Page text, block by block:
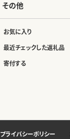
その他
お気に入り
最近チェックした返礼品
寄付する
プライバシーポリシー